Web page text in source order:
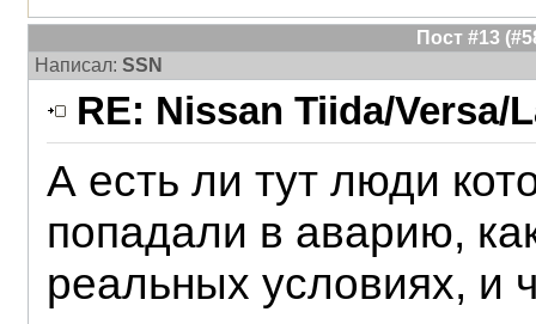
Пост #13
Написал: SSN
RE: Nissan Tiida/Versa/
А есть ли тут люди
попадали в аварию,
реальных условиях, и